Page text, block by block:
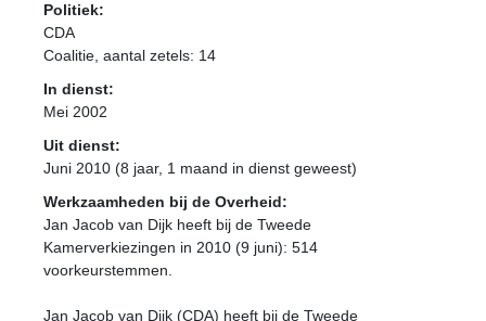
Politiek:
CDA
Coalitie , aantal zetels: 14
In dienst:
Mei 2002
Uit dienst:
Juni 2010 (8 jaar, 1 maand in dienst geweest)
Werkzaamheden bij de Overheid:
Jan Jacob van Dijk heeft bij de Tweede
Kamerverkiezingen in 2010 (9 juni): 514
voorkeurstemmen.
Jan Jacob van Dijk (CDA) heeft bij de Tweede